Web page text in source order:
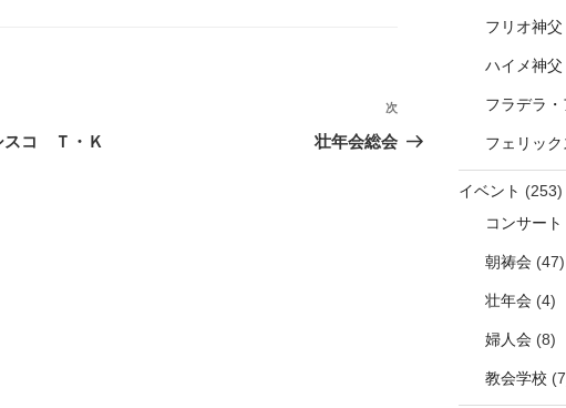
スコ Ｔ・Ｋ
次
の
次
壮年会総会
フリオ神父
ハイメ神父
フラデラ
フェリック
イベント (253)
コンサート
朝祷会(47)
壮年会(4)
婦人会(8)
教会学校